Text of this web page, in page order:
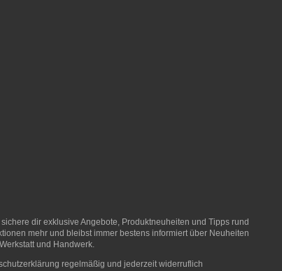
dir exklusive Angebote, Produktneuheiten und Tipps rund
mehr und bleibst immer bestens informiert über Neuheiten
und Handwerk.
regelmäßig und jederzeit widerruflich